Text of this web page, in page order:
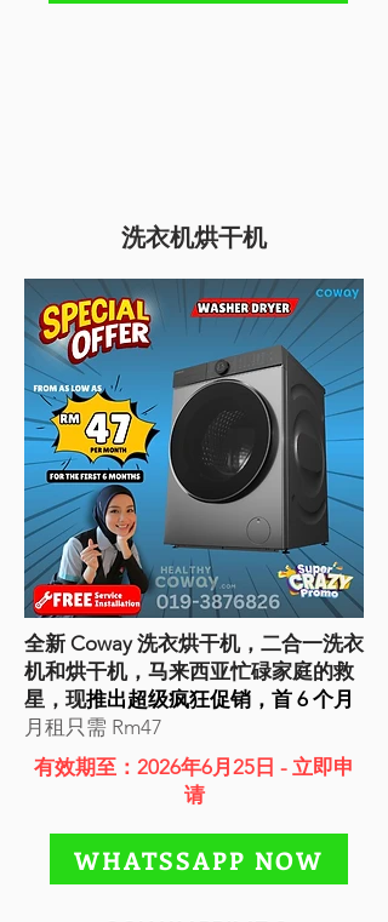
洗衣机烘干机
全新 Coway 洗衣烘干机，二合一洗衣
机和烘干机，马来西亚忙碌家庭的救
星，现推出超级疯狂促销，首 6 个月
月租只需 Rm47
有效期至：2026年6月25日 - 立即申
请
WHATSSAPP NOW